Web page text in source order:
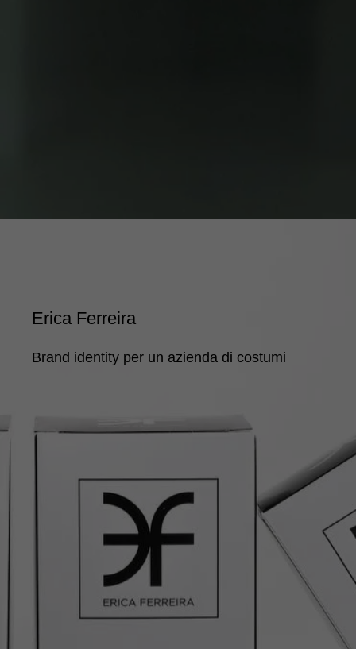
Erica Ferreira
Brand identity per un azienda di costumi